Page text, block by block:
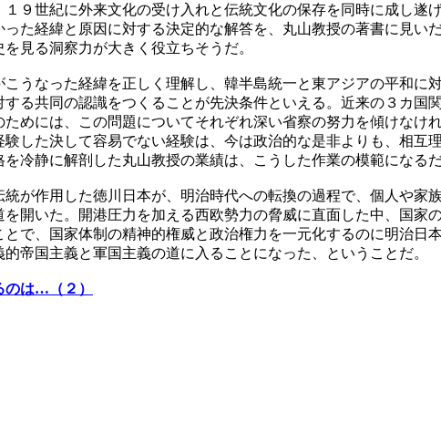
９世紀に外来文化の受け入れと伝統文化の保存を同時に成し遂
た経緯と原因に対する決定的な解答を、丸山教授の著書に見い
見る洞察力が大きく役立ちそうだ。
うなった経緯を正しく理解し、韓半島統一と東アジアの平和に
る共同の認識をつくることが先決条件といえる。近来の３カ国
めには、この問題についてそれぞれ深い省察の努力を傾けなけ
した決して容易でない経験は、今は政治的な是非よりも、相互
冷静に解剖した丸山教授の業績は、こうした作業の模範になるだ
が作用した徳川日本が、明治時代への転換の過程で、個人や家
開いた。開港圧力を加える西欧勢力の脅威に直面した中、国家
で、国家体制の精神的権威と政治権力を一元化するのに明治日
帝国主義と軍国主義の道に入ることになった、ということだ。
のは…（２）